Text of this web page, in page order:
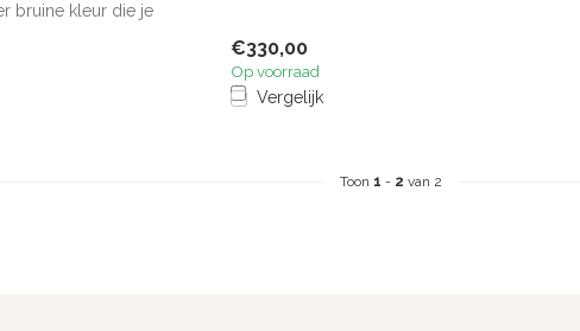
bruine kleur die je
€330,00
Op voorraad
Vergelijk
Toon 1 - 2 van 2